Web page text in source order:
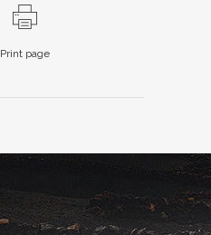
Print page